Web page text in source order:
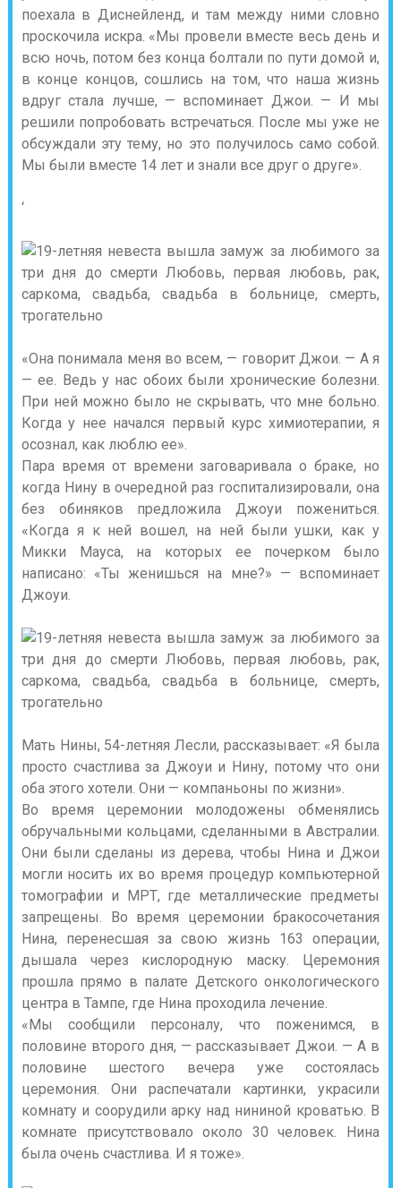
поехала в Диснейленд, и там между ними словно
проскочила искра. «Мы провели вместе весь день и
всю ночь, потом без конца болтали по пути домой и,
в конце концов, сошлись на том, что наша жизнь
вдруг стала лучше, — вспоминает Джои. — И мы
решили попробовать встречаться. После мы уже не
обсуждали эту тему, но это получилось само собой.
Мы были вместе 14 лет и знали все друг о друге».
‘
«Она понимала меня во всем, — говорит Джои. — А я
— ее. Ведь у нас обоих были хронические болезни.
При ней можно было не скрывать, что мне больно.
Когда у нее начался первый курс химиотерапии, я
осознал, как люблю ее».
Пара время от времени заговаривала о браке, но
когда Нину в очередной раз госпитализировали, она
без обиняков предложила Джоуи пожениться.
«Когда я к ней вошел, на ней были ушки, как у
Микки Мауса, на которых ее почерком было
написано: «Ты женишься на мне?» — вспоминает
Джоуи.
Мать Нины, 54-летняя Лесли, рассказывает: «Я была
просто счастлива за Джоуи и Нину, потому что они
оба этого хотели. Они — компаньоны по жизни».
Во время церемонии молодожены обменялись
обручальными кольцами, сделанными в Австралии.
Они были сделаны из дерева, чтобы Нина и Джои
могли носить их во время процедур компьютерной
томографии и МРТ, где металлические предметы
запрещены. Во время церемонии бракосочетания
Нина, перенесшая за свою жизнь 163 операции,
дышала через кислородную маску. Церемония
прошла прямо в палате Детского онкологического
центра в Тампе, где Нина проходила лечение.
«Мы сообщили персоналу, что поженимся, в
половине второго дня, — рассказывает Джои. — А в
половине шестого вечера уже состоялась
церемония. Они распечатали картинки, украсили
комнату и соорудили арку над нининой кроватью. В
комнате присутствовало около 30 человек. Нина
была очень счастлива. И я тоже».